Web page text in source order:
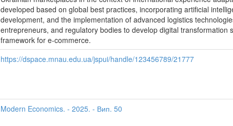
developed based on global best practices, incorporating artificial
development, and the implementation of advanced logistics
entrepreneurs, and regulatory bodies to develop digital
framework for e-commerce.
https://dspace.mnau.edu.ua/jspui/handle/123456789/21777
Modern Economics. - 2025. - Вип. 50